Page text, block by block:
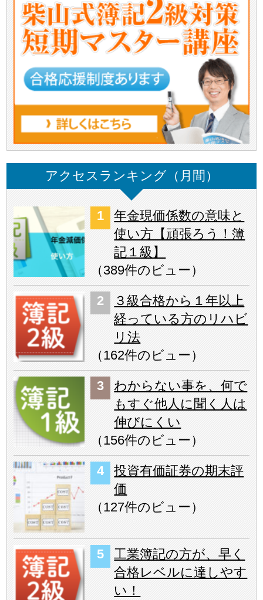
アクセスランキング（月間）
年金現価係数の意味と
使い方【頑張ろう！簿
記１級】
（389件のビュー ）
３級合格から１年以上
経っている方のリハビ
リ法
（162件のビュー ）
わからない事を、何で
もすぐ他人に聞く人は
伸びにくい
（156件のビュー ）
投資有価証券の期末評
価
（127件のビュー ）
工業簿記の方が、早く
合格レベルに達しやす
い！